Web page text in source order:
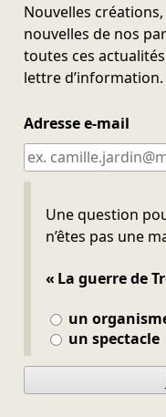
Nouvelles
nouvelles de nos
toutes ces
lettre d’information.
Adresse e-mail
Une question
n’êtes pas une
« La guerre de
un
un spectacle
Ne pas remplir